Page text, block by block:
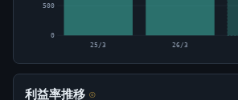
0
500
25/3 26/3
利益率推移 ⊙